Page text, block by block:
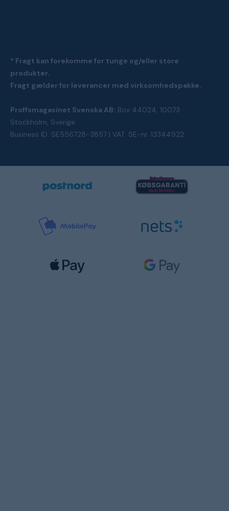
* Fragt kan forekomme for tunge og/eller store
produkter.
Fragt gælder for leverancer med virksomhedspakke.
Proffsmagasinet Svenska AB: Box 44024, 10073
Stockholm, Sverige
Business ID: SE556728-3857 | VAT: SE-nr. 13344922